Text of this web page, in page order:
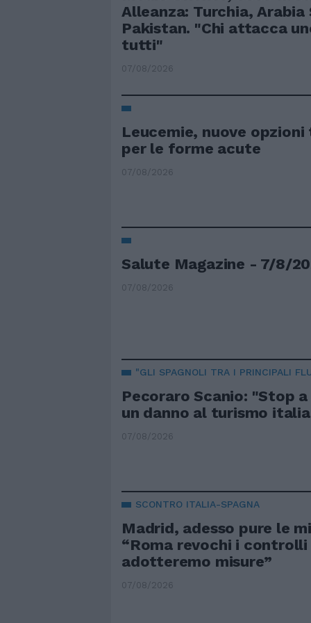
Alleanza: Turchia, Arabia
Pakistan. "Chi attacca
tutti"
07/08/2026
Leucemie, nuove
per le forme acute
07/08/2026
Salute Magazine - 7/8/
07/08/2026
"GLI SPAGNOLI TRA I PRINCIPALI
Pecoraro Scanio: "Stop a
un danno al turismo
07/08/2026
SCONTRO ITALIA-SPAGNA
Madrid, adesso pure le
“Roma revochi i controlli
adotteremo misure”
07/08/2026